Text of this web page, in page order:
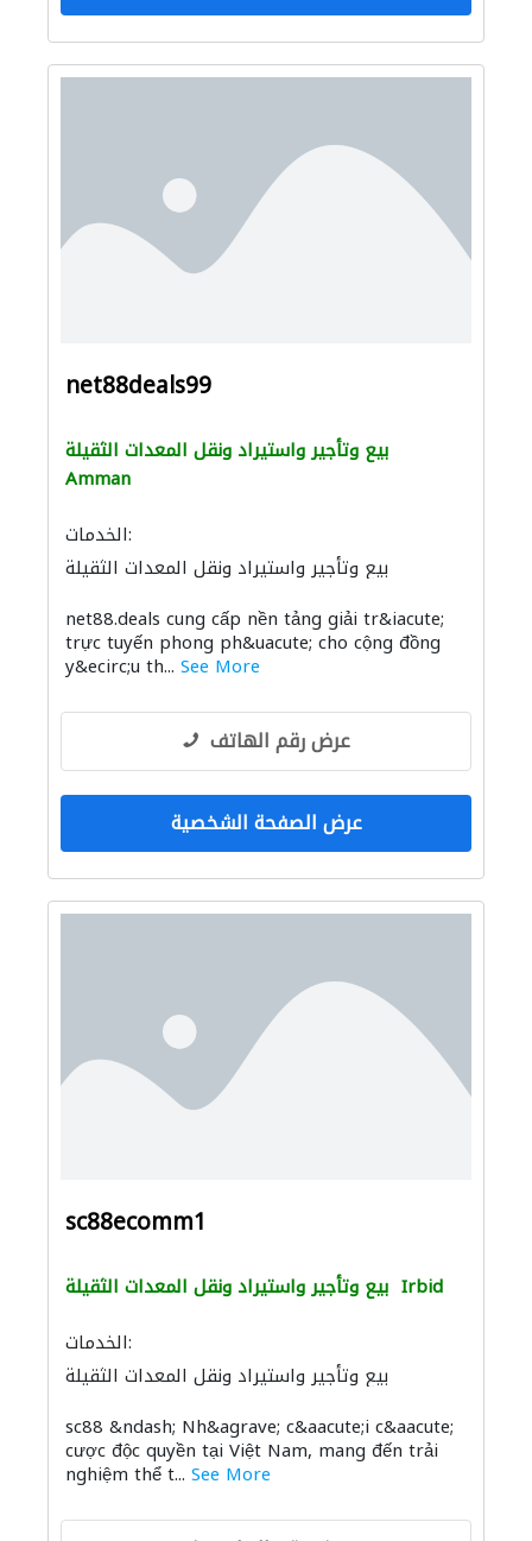
net88deals99
بيع وتأجير واستيراد ونقل المعدات الثقيلة
Amman
الخدمات:
بيع وتأجير واستيراد ونقل المعدات الثقيلة
net88.deals cung cấp nền tảng giải tr&iacute;
trực tuyến phong ph&uacute; cho cộng đồng
y&ecirc;u th... See More
عرض رقم الهاتف
عرض الصفحة الشخصية
sc88ecomm1
بيع وتأجير واستيراد ونقل المعدات الثقيلة Irbid
الخدمات:
بيع وتأجير واستيراد ونقل المعدات الثقيلة
sc88 &ndash; Nh&agrave; c&aacute;i c&aacute;
cược độc quyền tại Việt Nam, mang đến trải
nghiệm thể t... See More